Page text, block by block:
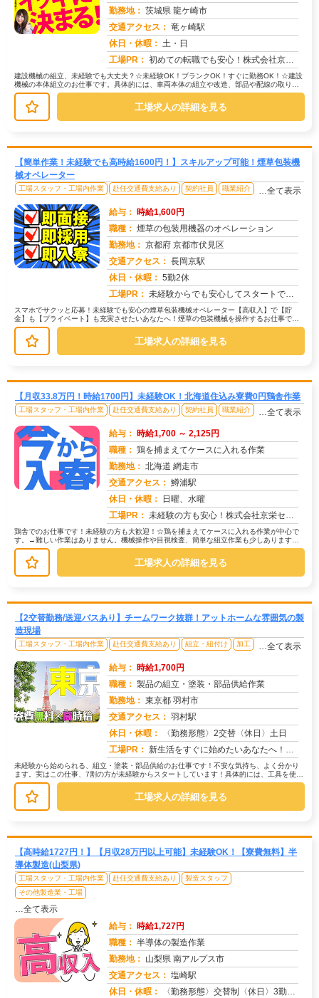
勤務地： 茨城県 龍ケ崎市
交通アクセス： 竜ヶ崎駅
休日・休暇： 土・日
工場PR： 初めての転職でも安心！株式会社京栄センターで新しい一歩を踏み出してみませんか？☆90%の方が不安を解消済み！初めて...
建設機械の組立、未経験でも大丈夫？☆未経験OK！ブランクOK！すぐに勤務OK！☆建設
機械の本体組立のお仕事です。具体的には、車両本体の組立や改造、部品や配線の取り付
けなどを行います。→20代〜4...
工場求人の詳細を見る
【簡単作業！未経験でも高時給1600円！】スキルアップ可能！煙草包装機
械オペレーター
工場スタッフ・工場内作業 赴任交通費支給あり 契約社員 職業紹介 …全て表示
給与： 時給1,600円
職種： 煙草の包装用機器のオペレーション
勤務地： 京都府 京都市伏見区
交通アクセス： 長岡京駅
休日・休暇： 5勤2休
工場PR： 未経験からでも安心してスタートできる環境です！→ 経験・学歴・スキルは一切不問です！→ 20代、30代、40代と幅...
スマホでサクッと応募！未経験でも安心の煙草包装機械オペレーター【高収入】で【貯
金】も【プライベート】も充実させたいあなたへ！煙草の包装機械を操作するお仕事で
す。具体的には…→機械に部品をセット→...
工場求人の詳細を見る
【月収33.8万円！時給1700円】未経験OK！北海道住込み寮費0円鶏舎作業
工場スタッフ・工場内作業 赴任交通費支給あり 契約社員 職業紹介 …全て表示
給与： 時給1,700 ～ 2,125円
職種： 鶏を捕まえてケースに入れる作業
勤務地： 北海道 網走市
交通アクセス： 鱒浦駅
休日・休暇：
日曜、水曜
工場PR： 未経験の方も安心！株式会社京栄センターで新しい一歩を踏み出してみませんか？☆充実の寮生活で心強いスタートを！→ ワ...
鶏舎でのお仕事です！未経験の方も大歓迎！☆鶏を捕まえてケースに入れる作業が中心で
す。→難しい作業はありません。機械操作や目視検査、簡単な組立作業も少しあります。
☆履歴書不要！学歴・経験不問！→「...
工場求人の詳細を見る
【2交替勤務/送迎バスあり】チームワーク抜群！アットホームな雰囲気の製
造現場
工場スタッフ・工場内作業 赴任交通費支給あり 組立・組付け 加工 …全て表示
給与： 時給1,700円
職種： 製品の組立・塗装・部品供給作業
勤務地： 東京都 羽村市
交通アクセス： 羽村駅
休日・休暇：
〈勤務形態〉2交替〈休日〉土日
工場PR： 新生活をすぐに始めたいあなたへ！株式会社京栄センターでは、未経験者も安心してスタートできる環境が整っています。→最...
未経験から始められる、組立・塗装・部品供給のお仕事です！不安な気持ち、よく分かり
ます。実はこの仕事、7割の方が未経験からスタートしています！具体的には、工具を使っ
て部品を組み立てたり、塗装機械を...
工場求人の詳細を見る
【高時給1727円！】【月収28万円以上可能】未経験OK！【寮費無料】半
導体製造(山梨県)
工場スタッフ・工場内作業 赴任交通費支給あり
製造スタッフ
その他製造業・工場
…全て表示
給与： 時給1,727円
職種： 半導体の製造作業
勤務地： 山梨県 南アルプス市
交通アクセス： 塩崎駅
休日・休暇：
〈勤務形態〉交替制〈休日〉3勤3休★ＧＷ★夏季休暇★冬季休暇★年末年始